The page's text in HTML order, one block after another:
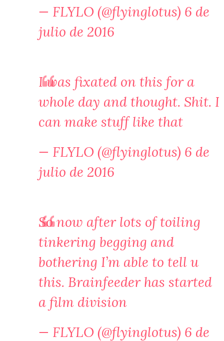
— FLYLO (@flyinglotus) 6 de
julio de 2016
I was fixated on this for a
whole day and thought. Shit. I
can make stuff like that
— FLYLO (@flyinglotus) 6 de
julio de 2016
So now after lots of toiling
tinkering begging and
bothering I’m able to tell u
this. Brainfeeder has started
a film division
— FLYLO (@flyinglotus) 6 de